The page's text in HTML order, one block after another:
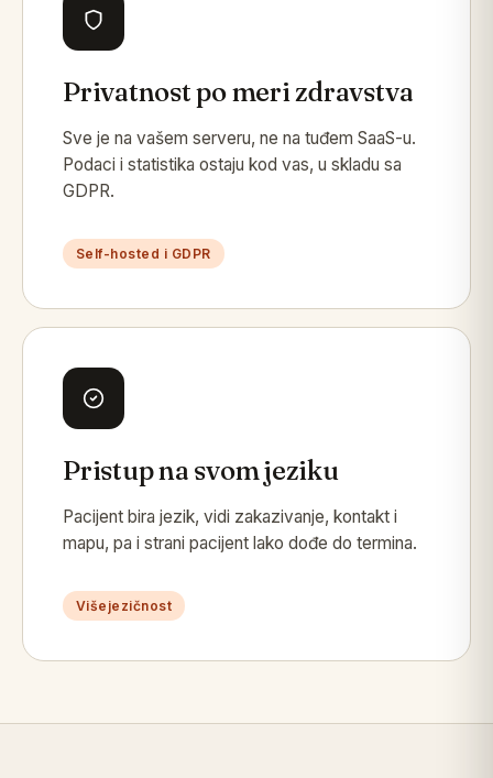
Privatnost po meri zdravstva
Sve je na vašem serveru, ne na tuđem SaaS-u.
Podaci i statistika ostaju kod vas, u skladu sa
GDPR.
Self-hosted i GDPR
Pristup na svom jeziku
Pacijent bira jezik, vidi zakazivanje, kontakt i
mapu, pa i strani pacijent lako dođe do termina.
Višejezičnost